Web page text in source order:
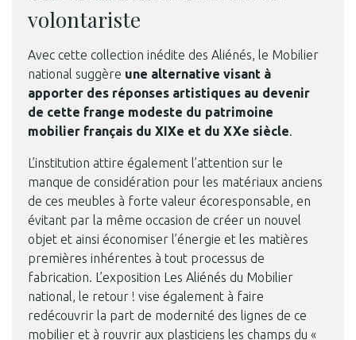
volontariste
Avec cette collection inédite des Aliénés, le Mobilier
national suggère une alternative visant à
apporter des réponses artistiques au devenir
de cette frange modeste du patrimoine
mobilier français du XIXe et du XXe siècle.
L’institution attire également l’attention sur le
manque de considération pour les matériaux anciens
de ces meubles à forte valeur écoresponsable, en
évitant par la même occasion de créer un nouvel
objet et ainsi économiser l’énergie et les matières
premières inhérentes à tout processus de
fabrication. L’exposition Les Aliénés du Mobilier
national, le retour ! vise également à faire
redécouvrir la part de modernité des lignes de ce
mobilier et à rouvrir aux plasticiens les champs du «